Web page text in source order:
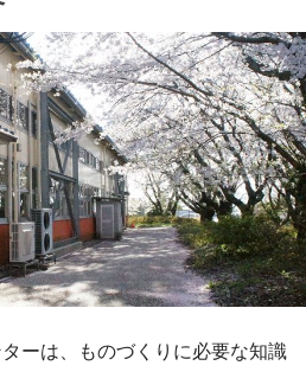
ーは、ものづくりに必要な知識